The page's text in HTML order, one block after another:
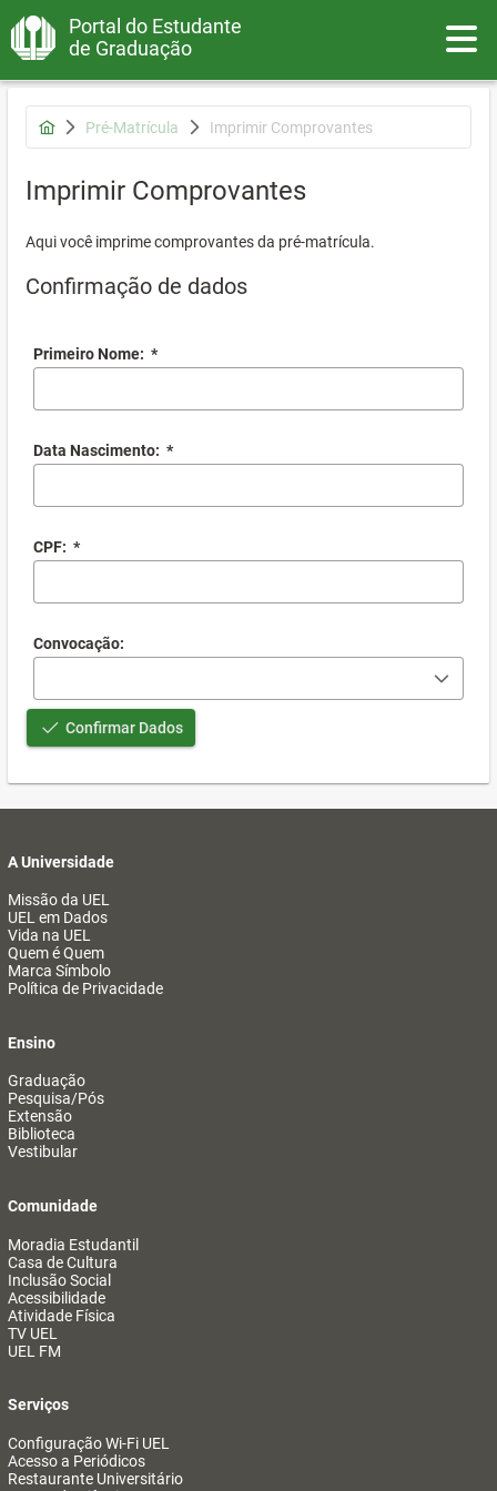
Portal do Estudante
de Graduação
Pré-Matrícula Imprimir Comprovantes
Imprimir Comprovantes
Aqui você imprime comprovantes da pré-matrícula.
Confirmação de dados
Primeiro Nome: *
Data Nascimento: *
CPF: *
Convocação:
Confirmar Dados
A Universidade
Missão da UEL
UEL em Dados
Vida na UEL
Quem é Quem
Marca Símbolo
Política de Privacidade
Ensino
Graduação
Pesquisa/Pós
Extensão
Biblioteca
Vestibular
Comunidade
Moradia Estudantil
Casa de Cultura
Inclusão Social
Acessibilidade
Atividade Física
TV UEL
UEL FM
Serviços
Configuração Wi-Fi UEL
Acesso a Periódicos
Restaurante Universitário